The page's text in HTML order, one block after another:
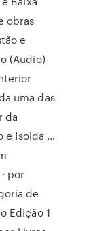
obras
e
(Audio)
uma das
da
e Isolda …
por
de
Edição 1